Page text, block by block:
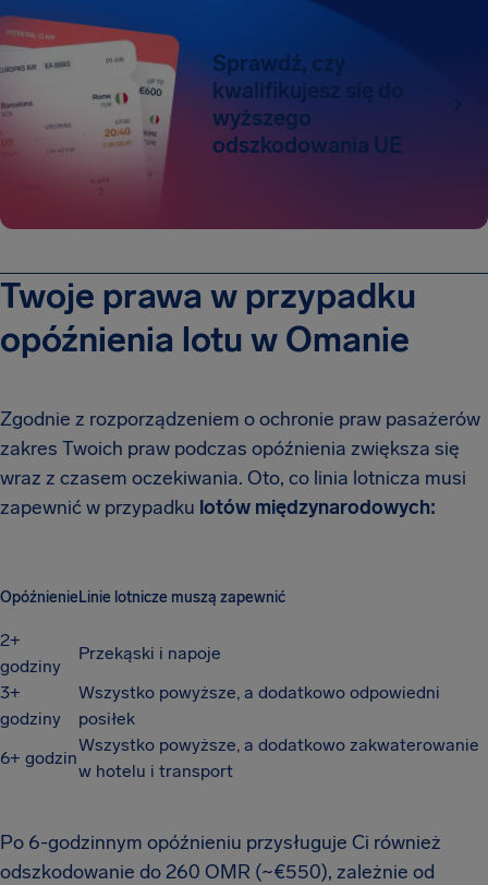
Sprawdź, czy
kwalifikujesz się do
wyższego
odszkodowania UE
Twoje prawa w przypadku
opóźnienia lotu w Omanie
Zgodnie z rozporządzeniem o ochronie praw pasażerów
zakres Twoich praw podczas opóźnienia zwiększa się
wraz z czasem oczekiwania. Oto, co linia lotnicza musi
zapewnić w przypadku lotów międzynarodowych:
OpóźnienieLinie lotnicze muszą zapewnić
2+
godziny
Przekąski i napoje
3+
godziny
Wszystko powyższe, a dodatkowo odpowiedni
posiłek
6+ godzin
Wszystko powyższe, a dodatkowo zakwaterowanie
w hotelu i transport
Po 6-godzinnym opóźnieniu przysługuje Ci również
odszkodowanie do 260 OMR (~€550), zależnie od